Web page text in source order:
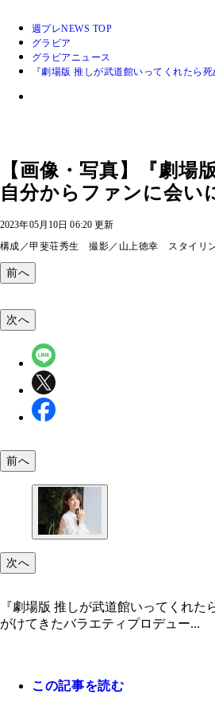
週プレNEWS TOP
グラビア
グラビアニュース
『劇場版 推しが武道館いってくれたら
【画像・写真】『劇
自分からファンに会い
2023年05月10日 06:20 更新
構成／甲斐荘秀生 撮影／山上徳幸 スタイリ
前へ
次へ
前へ
次へ
『劇場版 推しが武道館いってくれ
がけてきたバラエティプロデュー...
この記事を読む